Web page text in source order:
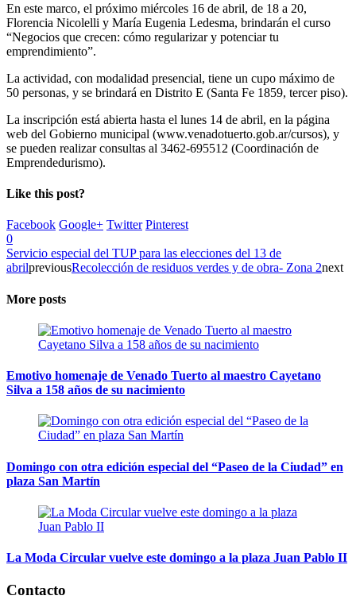
En este marco, el próximo miércoles 16 de abril, de 18 a 20,
Florencia Nicolelli y María Eugenia Ledesma, brindarán el curso
“Negocios que crecen: cómo regularizar y potenciar tu
emprendimiento”.
La actividad, con modalidad presencial, tiene un cupo máximo de
50 personas, y se brindará en Distrito E (Santa Fe 1859, tercer piso).
La inscripción está abierta hasta el lunes 14 de abril, en la página
web del Gobierno municipal (www.venadotuerto.gob.ar/cursos), y
se pueden realizar consultas al 3462-695512 (Coordinación de
Emprendedurismo).
Like this post?
Facebook Google+ Twitter Pinterest
0
Servicio especial del TUP para las elecciones del 13 de
abrilpreviousRecolección de residuos verdes y de obra- Zona 2next
More posts
Emotivo homenaje de Venado Tuerto al maestro Cayetano
Silva a 158 años de su nacimiento
Domingo con otra edición especial del “Paseo de la Ciudad” en
plaza San Martín
La Moda Circular vuelve este domingo a la plaza Juan Pablo II
Contacto